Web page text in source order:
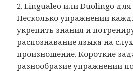
2.Lingualeo илиDuolingo для
Несколько упражнений
укрепить знания и
распознавание языка на
произношение. Короткие
разнообразие упражнений